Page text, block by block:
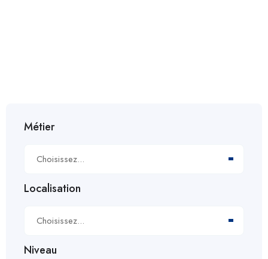
Métier
Choisissez...
Localisation
Choisissez...
Niveau